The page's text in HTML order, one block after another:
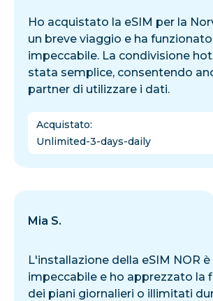
Ho acquistato la eSIM per la
un breve viaggio e ha
impeccabile. La condivisione
stata semplice, consentendo
partner di utilizzare i dati.
Acquistato:
Unlimited-3-days-daily
Mia S.
L'installazione della eSIM NOR
impeccabile e ho apprezzato la
dei piani giornalieri o illimitati